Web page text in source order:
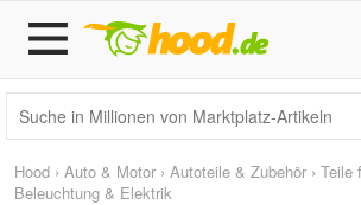
Hood › Auto & Motor › Autoteile & Zubehör › Teile
Beleuchtung & Elektrik